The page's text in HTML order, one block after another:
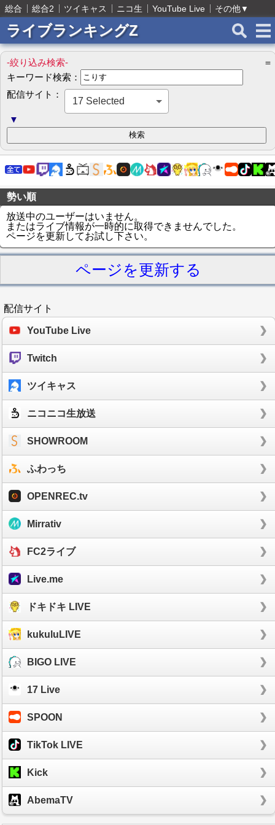
総合 総合2 ツイキャス ニコ生 YouTube Live その他▼
ライブランキングZ
-絞り込み検索-
＝
キーワード検索：
配信サイト：
17 Selected
▼
勢い順
放送中のユーザーはいません。
またはライブ情報が一時的に取得できませんでした。
ページを更新してお試し下さい。
ページを更新する
配信サイト
YouTube Live
Twitch
ツイキャス
ニコニコ生放送
SHOWROOM
ふわっち
OPENREC.tv
Mirrativ
FC2ライブ
Live.me
ドキドキ LIVE
kukuluLIVE
BIGO LIVE
17 Live
SPOON
TikTok LIVE
Kick
AbemaTV